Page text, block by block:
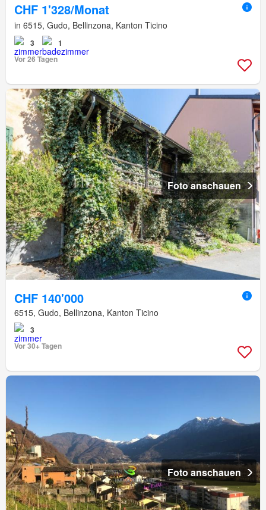
CHF 1'328/Monat
in 6515, Gudo, Bellinzona, Kanton Ticino
3
1
Vor 26 Tagen
Foto anschauen
CHF 140'000
6515, Gudo, Bellinzona, Kanton Ticino
3
Vor 30+ Tagen
Foto anschauen